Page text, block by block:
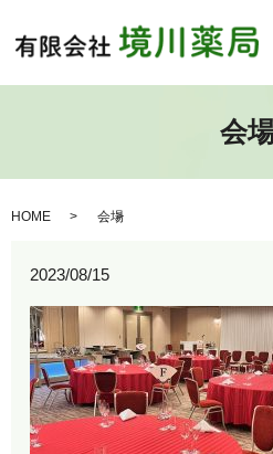
会
HOME 会場
2023/08/15